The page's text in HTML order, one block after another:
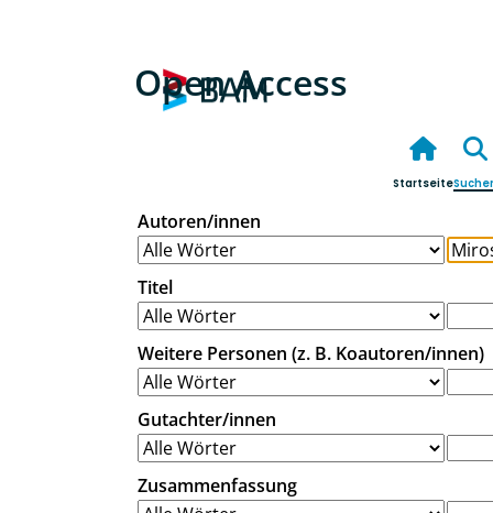
Open Access
Startseite
Autoren/innen
Titel
Weitere Personen (z. B. Koautoren/innen)
Gutachter/innen
Zusammenfassung